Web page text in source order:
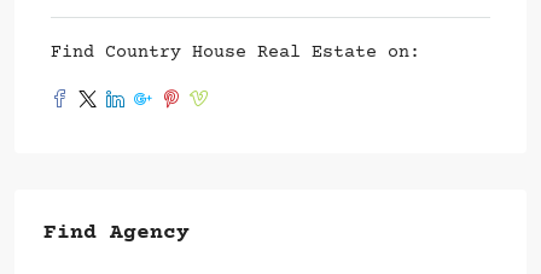
Find Country House Real Estate on:
Find Agency